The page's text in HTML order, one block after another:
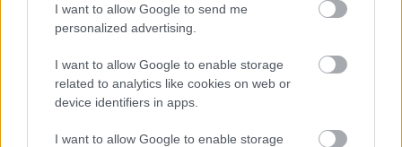
I want to allow Google to send me
personalized advertising.
I want to allow Google to enable storage
related to analytics like cookies on web or
device identifiers in apps.
I want to allow Google to enable storage